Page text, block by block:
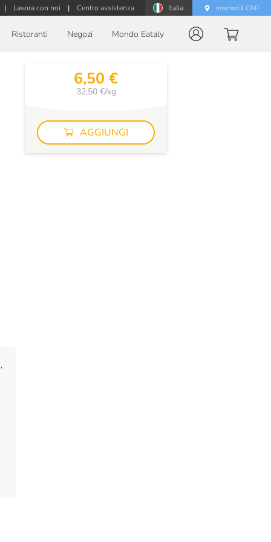
| Lavora con noi | Centro assistenza Italia Inserisci il CAP
Ristoranti Negozi Mondo Eataly
6,50 €
32,50 €/kg
AGGIUNGI